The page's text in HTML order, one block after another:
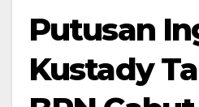
Putusan
Kustady